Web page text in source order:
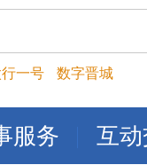
一号 数字晋城
服务 互